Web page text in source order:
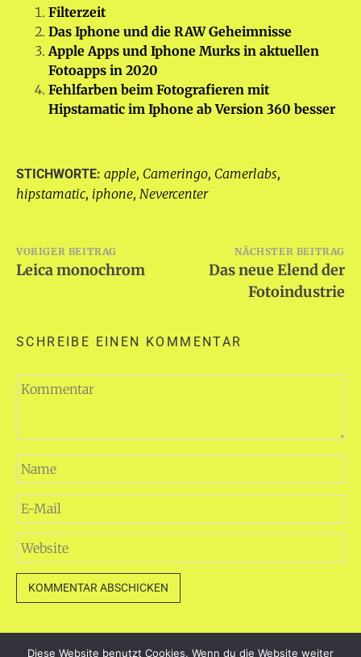
Filterzeit
Das Iphone und die RAW Geheimnisse
Apple Apps und Iphone Murks in aktuellen
Fotoapps in 2020
Fehlfarben beim Fotografieren mit
Hipstamatic im Iphone ab Version 360 besser
STICHWORTE: apple, Cameringo, Camerlabs,
hipstamatic, iphone, Nevercenter
Beitragsnavigation
VORIGER BEITRAG
Leica monochrom
NÄCHSTER BEITRAG
Das neue Elend der
Fotoindustrie
SCHREIBE EINEN KOMMENTAR
Diese Website benutzt Cookies. Wenn du die Website weiter